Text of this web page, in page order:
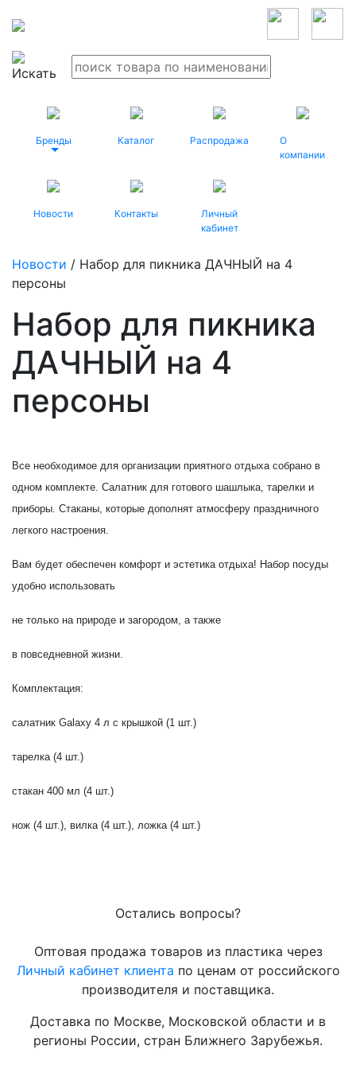
Бренды Каталог Распродажа
О
компании
Новости Контакты
Личный
кабинет
Новости / Набор для пикника ДАЧНЫЙ на 4
персоны
Набор для пикника
ДАЧНЫЙ на 4
персоны
Все необходимое для организации приятного отдыха собрано в
одном комплекте. Салатник для готового шашлыка, тарелки и
приборы. Стаканы, которые дополнят атмосферу праздничного
легкого настроения.
Вам будет обеспечен комфорт и эстетика отдыха! Набор посуды
удобно использовать
не только на природе и загородом, а также
в повседневной жизни.
Комплектация:
салатник Galaxy 4 л с крышкой (1 шт.)
тарелка (4 шт.)
стакан 400 мл (4 шт.)
нож (4 шт.), вилка (4 шт.), ложка (4 шт.)
Остались вопросы?
Оптовая продажа товаров из пластика через
Личный кабинет клиента по ценам от российского
производителя и поставщика.
Доставка по Москве, Московской области и в
регионы России, стран Ближнего Зарубежья.